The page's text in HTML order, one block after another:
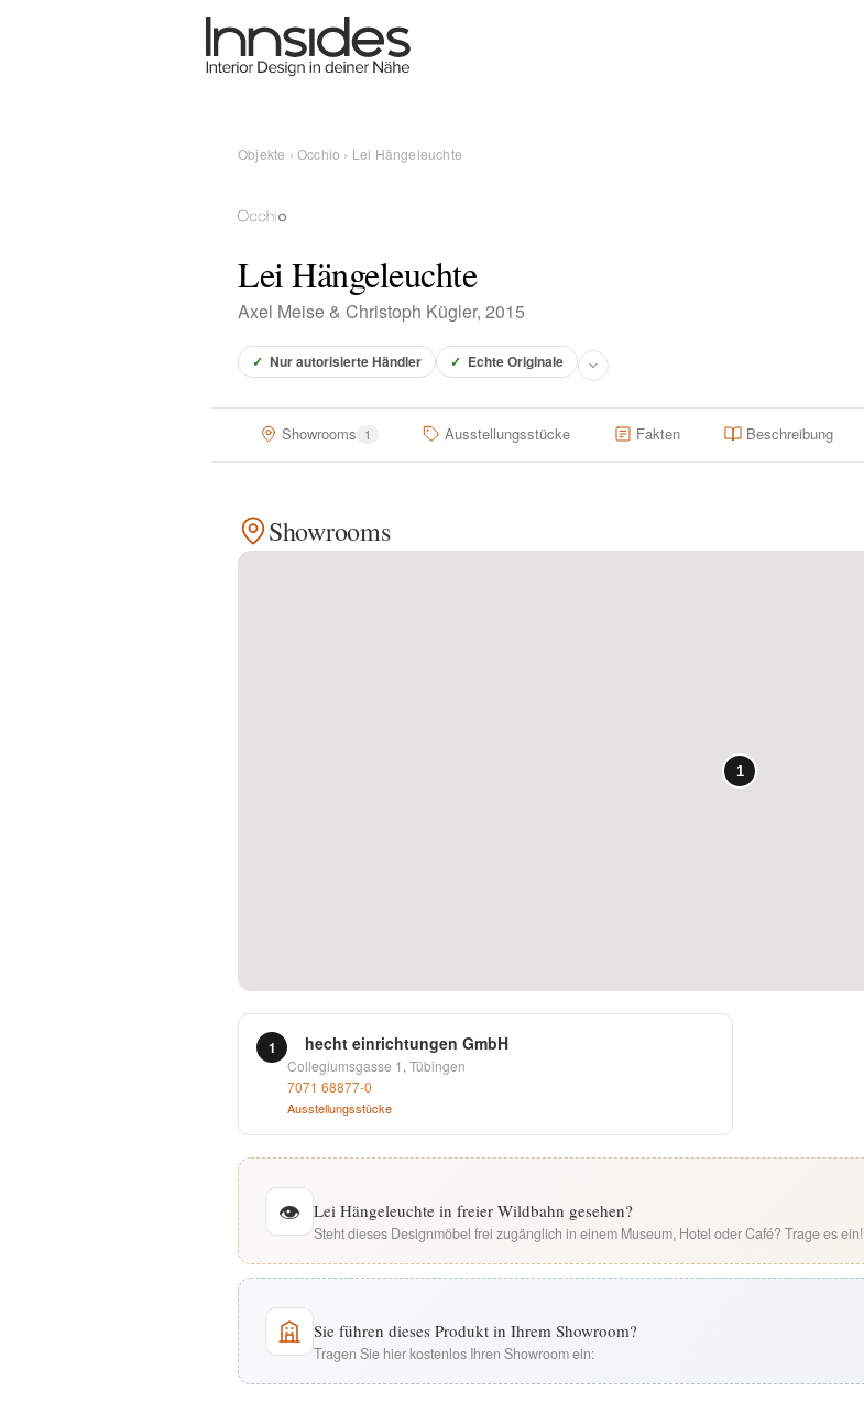
Objekte ›Occhio › Lei Hängeleuchte
Lei Hängeleuchte
Axel Meise & Christoph Kügler, 2015
✓ Nur autorisierte Händler ✓ Echte Originale
Showrooms 1 Ausstellungsstücke Fakten Beschreibung
Showrooms
1 hecht einrichtungen GmbH
Collegiumsgasse 1, Tübingen
7071 68877-0
Ausstellungsstücke
👁 Lei Hängeleuchte in freier Wildbahn gesehen?
Steht dieses Designmöbel frei zugänglich in einem Museum, Hotel oder Café? Trage es ein!
Sie führen dieses Produkt in Ihrem Showroom?
Tragen Sie hier kostenlos Ihren Showroom ein: